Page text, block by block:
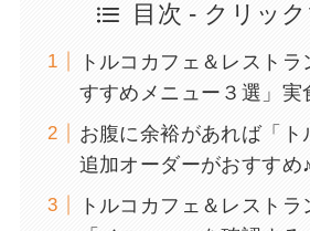
目次 - クリッ
トルコカフェ＆レスト
すすめメニュー３選」実
お腹に余裕があれば「ト
追加オーダーがおすすめ♪
トルコカフェ＆レスト